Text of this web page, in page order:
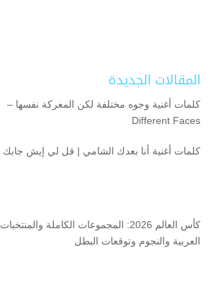
المقالات الجديدة
كلمات أغنية وجوه مختلفة لكن المعركة نفسها –
Different Faces
كلمات أغنية أنا بعدك الشامي | قل لي إيش جابك
كأس العالم 2026: المجموعات الكاملة والمنتخبات
العربية والنجوم وتوقعات البطل